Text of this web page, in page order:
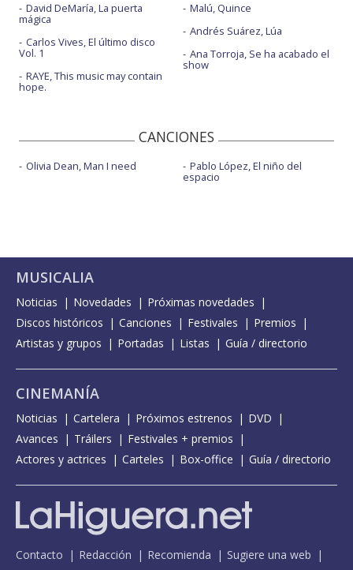
David DeMaría, La puerta
mágica
Carlos Vives, El último disco
Vol. 1
RAYE, This music may contain
hope.
Malú, Quince
Andrés Suárez, Lúa
Ana Torroja, Se ha acabado el
show
CANCIONES
Olivia Dean, Man I need Pablo López, El niño del
espacio
MUSICALIA
Noticias Novedades
Próximas novedades
Discos históricos
Canciones Festivales
Premios
Artistas y grupos
Portadas Listas Guía / directorio
CINEMANÍA
Noticias Cartelera Próximos estrenos
DVD
Avances
Tráilers
Festivales + premios
Actores y actrices
Carteles Box-office Guía / directorio
Contacto Redacción Recomienda
Sugiere una web